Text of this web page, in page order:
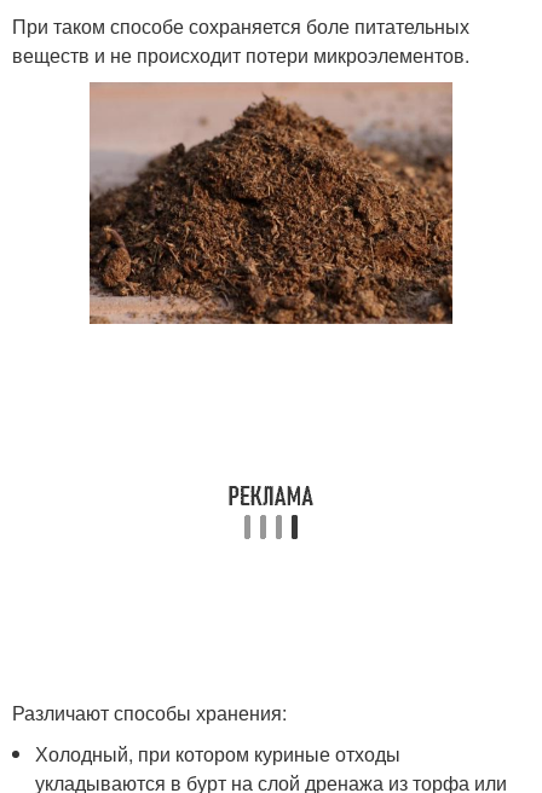
При таком способе сохраняется боле питательных
веществ и не происходит потери микроэлементов.
Различают способы хранения:
Холодный, при котором куриные отходы
укладываются в бурт на слой дренажа из торфа или